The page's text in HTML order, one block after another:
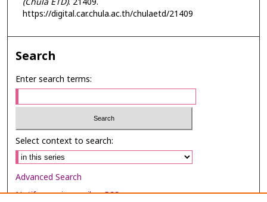
https://digital.car.chula.ac.th/chulaetd/21409
Search
Enter search terms:
Select context to search:
Advanced Search
Notify me via email orRSS